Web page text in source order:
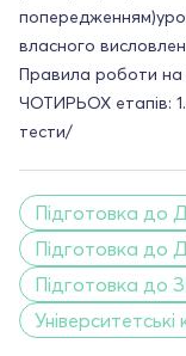
власного
Правила роботи на
ЧОТИРЬОХ етапів:
тести/
Підготовка до
Підготовка до
Підготовка до
Університетські